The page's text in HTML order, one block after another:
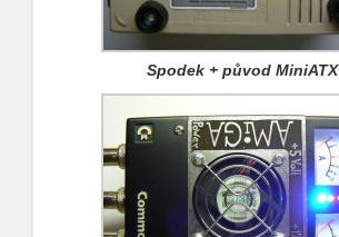
Spodek + původ MiniATX